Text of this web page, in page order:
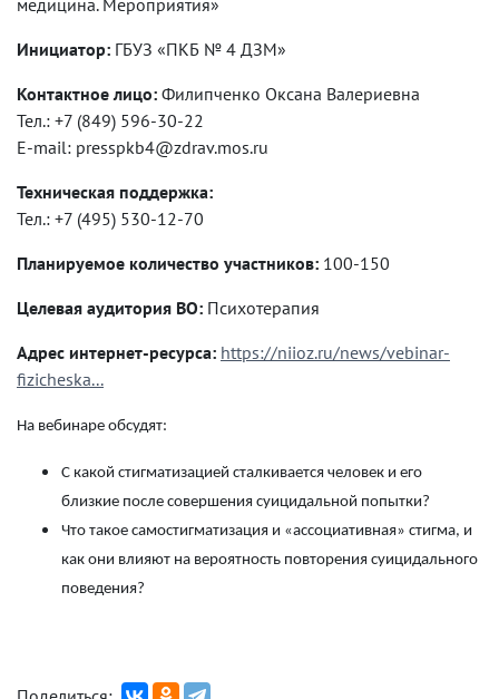
медицина. Мероприятия»
Инициатор: ГБУЗ «ПКБ № 4 ДЗМ»
Контактное лицо: Филипченко Оксана Валериевна
Тел.: +7 (849) 596-30-22
E-mail: presspkb4@zdrav.mos.ru
Техническая поддержка:
Тел.: +7 (495) 530-12-70
Планируемое количество участников: 100-150
Целевая аудитория ВО: Психотерапия
Адрес интернет-ресурса: https://niioz.ru/news/vebinar-
fizicheska...
На вебинаре обсудят:
С какой стигматизацией сталкивается человек и его
близкие после совершения суицидальной попытки?
Что такое самостигматизация и «ассоциативная» стигма, и
как они влияют на вероятность повторения суицидального
поведения?